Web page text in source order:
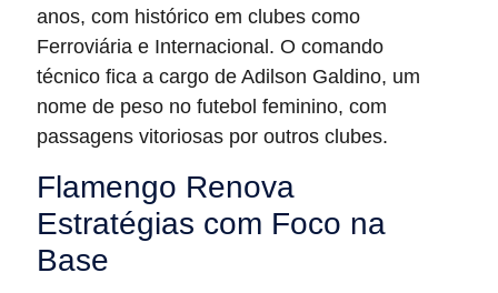
anos, com histórico em clubes como
Ferroviária e Internacional. O comando
técnico fica a cargo de Adilson Galdino, um
nome de peso no futebol feminino, com
passagens vitoriosas por outros clubes.
Flamengo Renova
Estratégias com Foco na
Base